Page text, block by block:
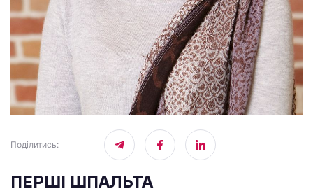
Поділитись:
ПЕРШІ ШПАЛЬТА